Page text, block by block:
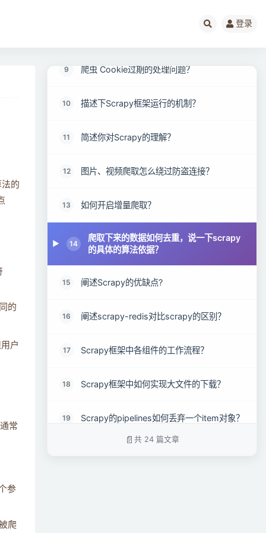
登录
的
的
户
常
参
爬
9 爬虫 Cookie过期的处理问题？
10 描述下Scrapy框架运行的机制？
11 简述你对Scrapy的理解？
12 图片、视频爬取怎么绕过防盗连接？
13 如何开启增量爬取？
14
爬取下来的数据如何去重，说一下scrapy
的具体的算法依据？
15 阐述Scrapy的优缺点?
16 阐述scrapy-redis对比scrapy的区别？
17 Scrapy框架中各组件的工作流程？
18 Scrapy框架中如何实现大文件的下载？
19 Scrapy的pipelines如何丢弃一个item对象？
共 24 篇文章